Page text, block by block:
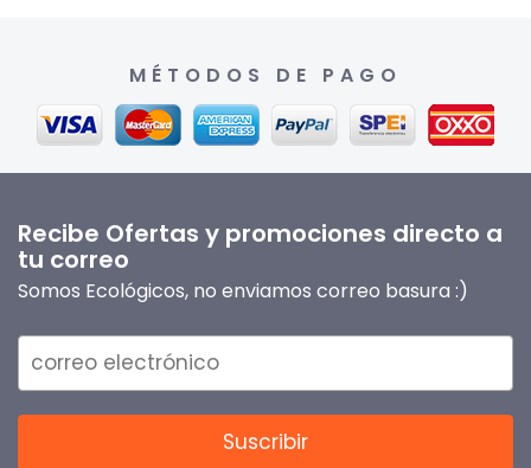
MÉTODOS DE PAGO
Recibe Ofertas y promociones directo a
tu correo
Somos Ecológicos, no enviamos correo basura :)